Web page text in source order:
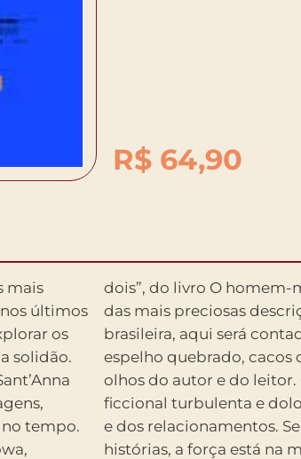
R$64,90
mais
últimos
os
solidão.
tempo.
uma
literatura
de
aos
viagem
essas
o